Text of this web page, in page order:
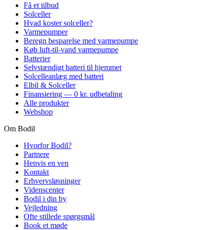
Få et tilbud
Solceller
Hvad koster solceller?
Varmepumper
Beregn besparelse med varmepumpe
Køb luft-til-vand varmepumpe
Batterier
Selvstændigt batteri til hjemmet
Solcelleanlæg med batteri
Elbil & Solceller
Finansiering — 0 kr. udbetaling
Alle produkter
Webshop
Om Bodil
Hvorfor Bodil?
Partnere
Henvis en ven
Kontakt
Erhvervsløsninger
Videnscenter
Bodil i din by
Vejledning
Ofte stillede spørgsmål
Book et møde